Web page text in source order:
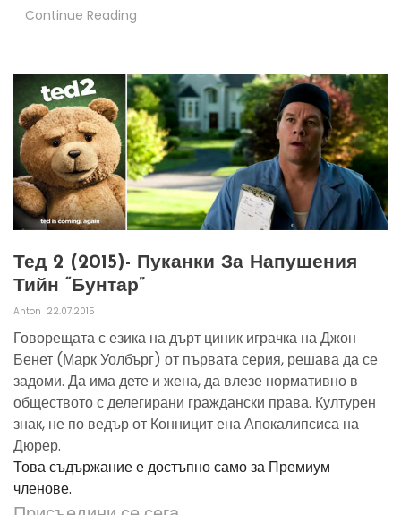
Continue Reading
Тед 2 (2015)- Пуканки За Напушения
Тийн “бунтар”
Anton 22.07.2015
Говорещата с езика на дърт циник играчка на Джон
Бенет (Марк Уолбърг) от първата серия, решава да се
задоми. Да има дете и жена, да влезе нормативно в
обществото с делегирани граждански права. Културен
знак, не по ведър от Конницит ена Апокалипсиса на
Дюрер.
Това съдържание е достъпно само за Премиум
членове.